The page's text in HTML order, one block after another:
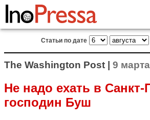
Статьи по дате
The Washington Post | 9
Не надо ехать в Санкт-
господин Буш